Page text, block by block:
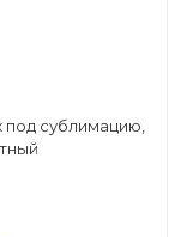
под сублимацию,